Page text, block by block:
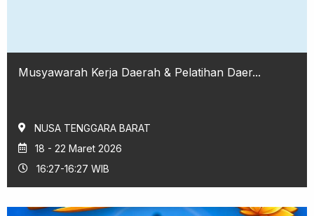
Musyawarah Kerja Daerah & Pelatihan Daer...
NUSA TENGGARA BARAT
18 - 22 Maret 2026
16:27-16:27 WIB